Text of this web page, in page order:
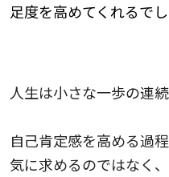
足度を高めてくれるでし
人生は小さな一歩の連続
自己肯定感を高める過
気に求めるのではなく